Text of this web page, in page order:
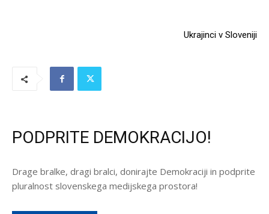
Ukrajinci v Sloveniji
PODPRITE DEMOKRACIJO!
Drage bralke, dragi bralci, donirajte Demokraciji in podprite
pluralnost slovenskega medijskega prostora!